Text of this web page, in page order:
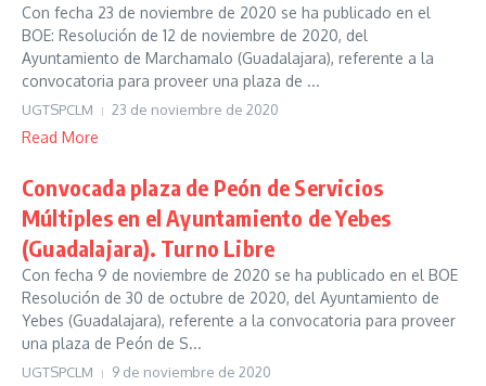
Con fecha 23 de noviembre de 2020 se ha publicado en el
BOE: Resolución de 12 de noviembre de 2020, del
Ayuntamiento de Marchamalo (Guadalajara), referente a la
convocatoria para proveer una plaza de ...
UGTSPCLM 23 de noviembre de 2020
Read More
Convocada plaza de Peón de Servicios
Múltiples en el Ayuntamiento de Yebes
(Guadalajara). Turno Libre
Con fecha 9 de noviembre de 2020 se ha publicado en el BOE
Resolución de 30 de octubre de 2020, del Ayuntamiento de
Yebes (Guadalajara), referente a la convocatoria para proveer
una plaza de Peón de S...
UGTSPCLM 9 de noviembre de 2020